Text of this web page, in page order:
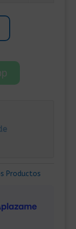
Productos